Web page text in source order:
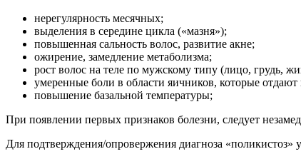
нерегулярность месячных;
выделения в середине цикла («мазня»);
повышенная сальность волос, развитие акне;
ожирение, замедление метаболизма;
рост волос на теле по мужскому типу (лицо, грудь,
умеренные боли в области яичников, которые отдают
повышение базальной температуры;
При появлении первых признаков болезни, следует
Для подтверждения/опровержения диагноза «поликистоз»